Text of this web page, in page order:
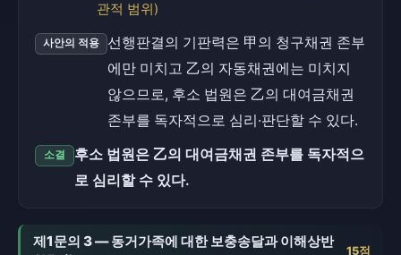
관적 범위)
사안의 적용
선행판결의 기판력은 甲의 청구채권 존부
에만 미치고 乙의 자동채권에는 미치지
않으므로, 후소 법원은 乙의 대여금채권
존부를 독자적으로 심리·판단할 수 있다.
소결
후소 법원은 乙의 대여금채권 존부를 독자적으
로 심리할 수 있다.
제1문의 3 — 동거가족에 대한 보충송달과 이해상반
15점